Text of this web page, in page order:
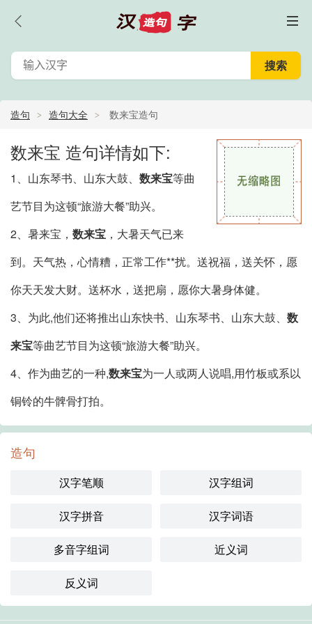
造句 造句大全 数来宝造句
数来宝 造句详情如下:
1、山东琴书、山东大鼓、 数来宝等曲
艺节目为这顿“旅游大餐”助兴。
2、暑来宝， 数来宝 ，大暑天气已来
到。天气热，心情糟，正常工作**扰。送祝福，送关怀，愿
你天天发大财。送杯水，送把扇，愿你大暑身体健。
3、为此,他们还将推出山东快书、山东琴书、山东大鼓、 数
来宝等曲艺节目为这顿“旅游大餐”助兴。
4、作为曲艺的一种,数来宝为一人或两人说唱,用竹板或系以
铜铃的牛髀骨打拍。
造句
汉字笔顺 汉字组词
汉字拼音 汉字词语
多音字组词 近义词
反义词